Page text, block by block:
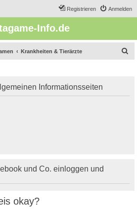
Anmelden
Registrieren
Info.de
Krankheiten & Tierärzte
e
Informationsseiten
und Co. einloggen und
okay?